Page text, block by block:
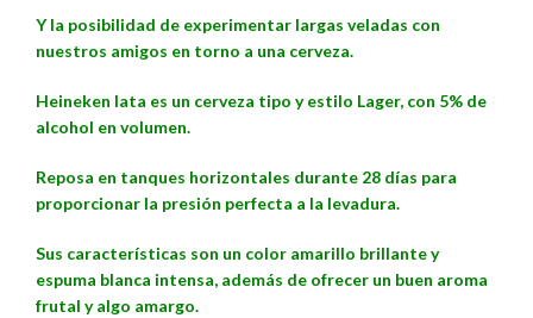
Y la posibilidad de experimentar largas veladas con
nuestros amigos en torno a una cerveza.
Heineken lata es un cerveza tipo y estilo Lager, con 5% de
alcohol en volumen.
Reposa en tanques horizontales durante 28 días para
proporcionar la presión perfecta a la levadura.
Sus características son un color amarillo brillante y
espuma blanca intensa, además de ofrecer un buen aroma
frutal y algo amargo.